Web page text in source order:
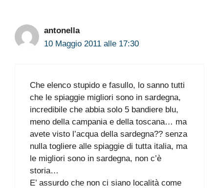
antonella
10 Maggio 2011 alle 17:30
Che elenco stupido e fasullo, lo sanno tutti
che le spiaggie migliori sono in sardegna,
incredibile che abbia solo 5 bandiere blu,
meno della campania e della toscana… ma
avete visto l’acqua della sardegna?? senza
nulla togliere alle spiaggie di tutta italia, ma
le migliori sono in sardegna, non c’è
storia…
E’ assurdo che non ci siano località come